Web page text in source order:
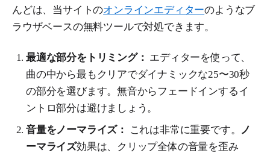
んどは、当サイトのオンラインエディターのようなブ
ラウザベースの無料ツールで対処できます。
最適な部分をトリミング： エディターを使って、
曲の中から最もクリアでダイナミックな25〜30秒
の部分を選びます。無音からフェードインするイ
ントロ部分は避けましょう。
音量をノーマライズ：
これは非常に重要です。 ノ
ーマライズ効果は、クリップ全体の音量を歪み